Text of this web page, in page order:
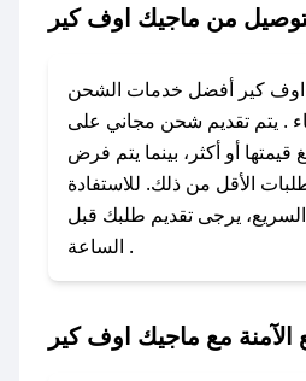
كير؟
اوف كير. وفي حال عدم توفر
تويتر أو البريد الإلكتروني
لإضافته بسرعة.
### كيفية استخدام كود خصم ماجيك اوف كير؟
1. انسخ كود الخصم من تطبيق صحصح.
2. الصقه في خانة الدفع عند التسوق من ماجيك اوف
من ماجيك اوف كير
اوف كير أفضل خدمات الشحن
. يتم تقديم شحن مجاني على
قيمتها أو أكثر، بينما يتم فرض
الأقل من ذلك. للاستفادة
يرجى تقديم طلبك قبل
الساعة .
الآمنة مع ماجيك اوف كير